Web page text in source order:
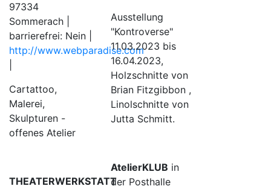
97334
Sommerach |
barrierefrei: Nein |
http://www.webparadise.com
Cartattoo,
Malerei,
Skulpturen -
offenes Atelier
THEATERWERKSTATT
Ausstellung
"Kontroverse"
11.03.2023 bis
16.04.2023,
Holzschnitte von
Brian Fitzgibbon ,
Linolschnitte von
Jutta Schmitt.
AtelierKLUB in
der Posthalle